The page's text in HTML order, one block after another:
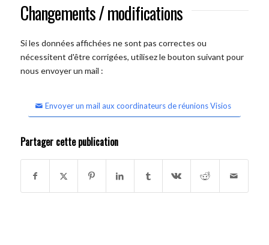
Changements / modifications
Si les données affichées ne sont pas correctes ou
nécessitent d'être corrigées, utilisez le bouton suivant pour
nous envoyer un mail :
Envoyer un mail aux coordinateurs de réunions Visios
Partager cette publication